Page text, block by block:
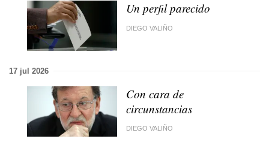
Un perfil parecido
DIEGO VALIÑO
17 jul 2026
Con cara de
circunstancias
DIEGO VALIÑO